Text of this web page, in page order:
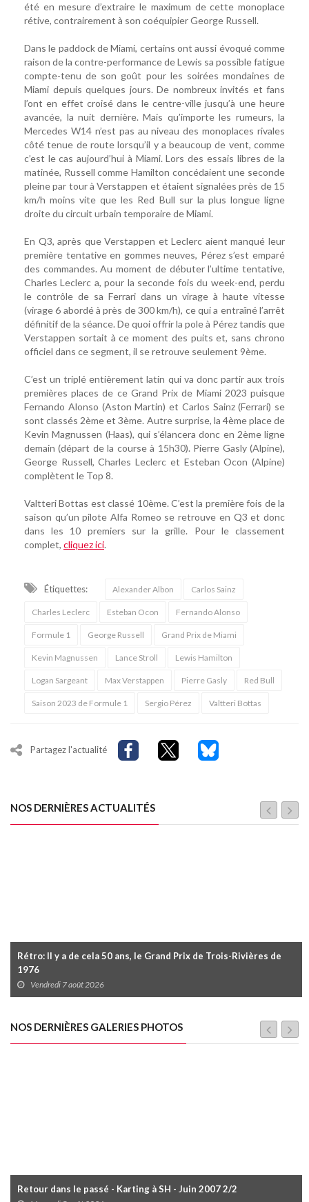
été en mesure d’extraire le maximum de cette monoplace
rétive, contrairement à son coéquipier George Russell.
Dans le paddock de Miami, certains ont aussi évoqué comme
raison de la contre-performance de Lewis sa possible fatigue
compte-tenu de son goût pour les soirées mondaines de
Miami depuis quelques jours. De nombreux invités et fans
l’ont en effet croisé dans le centre-ville jusqu’à une heure
avancée, la nuit dernière. Mais qu’importe les rumeurs, la
Mercedes W14 n’est pas au niveau des monoplaces rivales
côté tenue de route lorsqu’il y a beaucoup de vent, comme
c’est le cas aujourd’hui à Miami. Lors des essais libres de la
matinée, Russell comme Hamilton concédaient une seconde
pleine par tour à Verstappen et étaient signalées près de 15
km/h moins vite que les Red Bull sur la plus longue ligne
droite du circuit urbain temporaire de Miami.
En Q3, après que Verstappen et Leclerc aient manqué leur
première tentative en gommes neuves, Pérez s’est emparé
des commandes. Au moment de débuter l’ultime tentative,
Charles Leclerc a, pour la seconde fois du week-end, perdu
le contrôle de sa Ferrari dans un virage à haute vitesse
(virage 6 abordé à près de 300 km/h), ce qui a entraîné l’arrêt
définitif de la séance. De quoi offrir la pole à Pérez tandis que
Verstappen sortait à ce moment des puits et, sans chrono
officiel dans ce segment, il se retrouve seulement 9ème.
C’est un triplé entièrement latin qui va donc partir aux trois
premières places de ce Grand Prix de Miami 2023 puisque
Fernando Alonso (Aston Martin) et Carlos Sainz (Ferrari) se
sont classés 2ème et 3ème. Autre surprise, la 4ème place de
Kevin Magnussen (Haas), qui s’élancera donc en 2ème ligne
demain (départ de la course à 15h30). Pierre Gasly (Alpine),
George Russell, Charles Leclerc et Esteban Ocon (Alpine)
complètent le Top 8.
Valtteri Bottas est classé 10ème. C’est la première fois de la
saison qu’un pilote Alfa Romeo se retrouve en Q3 et donc
dans les 10 premiers sur la grille. Pour le classement
complet, cliquez ici.
Étiquettes: Alexander Albon Carlos Sainz
Charles Leclerc Esteban Ocon Fernando Alonso
Formule 1 George Russell Grand Prix de Miami
Kevin Magnussen Lance Stroll Lewis Hamilton
Logan Sargeant Max Verstappen Pierre Gasly Red Bull
Saison 2023 de Formule 1 Sergio Pérez Valtteri Bottas
Partagez l'actualité
NOS DERNIÈRES ACTUALITÉS
Rétro: Il y a de cela 50 ans, le Grand Prix de Trois-Rivières de
1976
Vendredi 7 août 2026
NOS DERNIÈRES GALERIES PHOTOS
Retour dans le passé - Karting à SH - Juin 2007 2/2